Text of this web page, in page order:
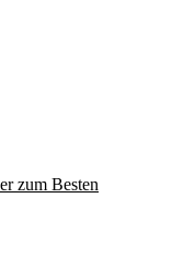
zum Besten